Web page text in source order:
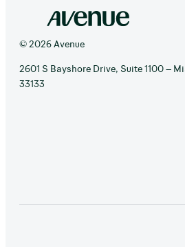
© 2026 Avenue
2601 S Bayshore Drive, Suite 1100 –
33133